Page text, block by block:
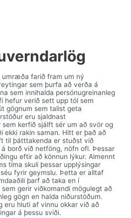
umræða farið fram um ný
sem þurfa að verða á
sem innihalda persónugreinanleg
hefur verið sett upp tól sem
gögnum sem talist geta
eru sjaldnast
sem kerfið sjálft sér um að svör og
ekki rakin saman. Hitt er það að
til þátttakenda er stuðst við
borð við netföng, nöfn ofl. Þessar
eftir að könnun lýkur. Almennt
tíma skuli þessar upplýsingar
fyrir geymslu. Þetta er alltaf
þarf að taka en í
gerir viðkomandi mögulegt að
gögn en halda niðurstöðum.
eru hluti af vinnu okkar við að
á þessu sviði.